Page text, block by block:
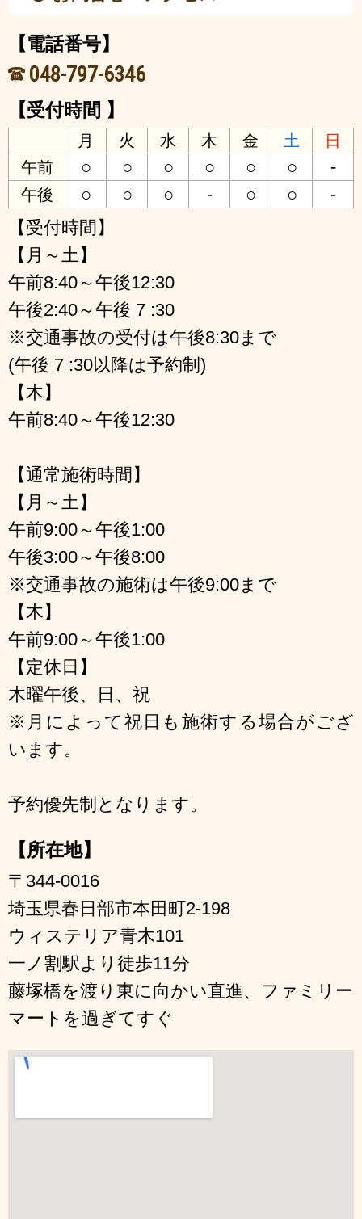
【電話番号】
048-797-6346
【受付時間 】
月 火 水 木 金 土
日
午前
○ ○ ○ ○ ○ ○ -
午後 ○ ○ ○ - ○ ○
-
【受付時間】
【月～土】
午前8:40～午後12:30
午後2:40～午後 7 :30
※交通事故の受付は午後8:30まで
(午後 7 :30以降は予約制)
【木】
午前8:40～午後12:30
【通常施術時間】
【月～土】
午前9:00～午後1:00
午後3:00～午後8:00
※交通事故の施術は午後9:00まで
【木】
午前9:00～午後1:00
【定休日】
木曜午後、日、祝
※月によって祝日も施術する場合がござ
います。
予約優先制となります。
【所在地】
〒344-0016
埼玉県春日部市本田町2-198
ウィステリア青木101
一ノ割駅より徒歩11分
藤塚橋を渡り東に向かい直進、ファミリー
マートを過ぎてすぐ